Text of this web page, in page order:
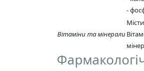
-
Вітаміни та мінерали